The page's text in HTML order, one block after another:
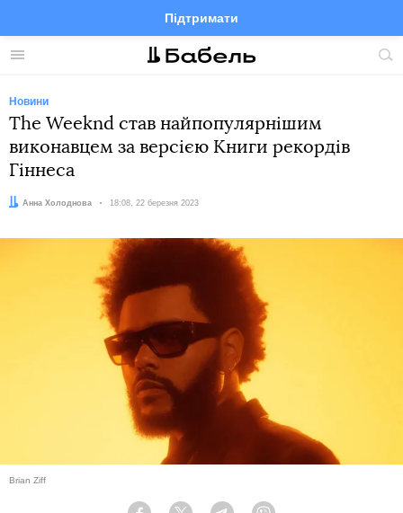
Меню
Підтримати
FacebookTelegramTwitter
Новини
The Weeknd став найпопулярнішим
виконавцем за версією Книги рекордів
Гіннеса
Автор:
Анна Холоднова Дата:
18:08, 22 березня 2023
Brian Ziff